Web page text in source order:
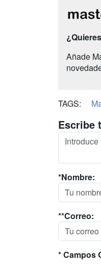
Añade
TAGS:
Escribe
*Nombre:
**Correo:
* Campos